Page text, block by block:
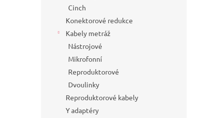
Cinch
Konektorové redukce
Kabely metráž
Nástrojové
Mikrofonní
Reproduktorové
Dvoulinky
Reproduktorové kabely
Y adaptéry